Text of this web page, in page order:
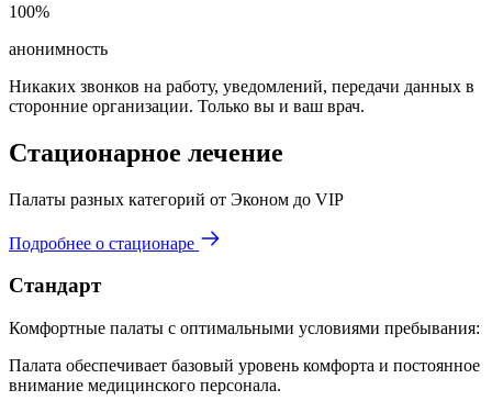
100%
анонимность
Никаких звонков на работу, уведомлений, передачи данных в
сторонние организации. Только вы и ваш врач.
Стационарное лечение
Палаты разных категорий от Эконом до VIP
Подробнее о стационаре
Стандарт
Комфортные палаты с оптимальными условиями пребывания:
Палата обеспечивает базовый уровень комфорта и постоянное
внимание медицинского персонала.